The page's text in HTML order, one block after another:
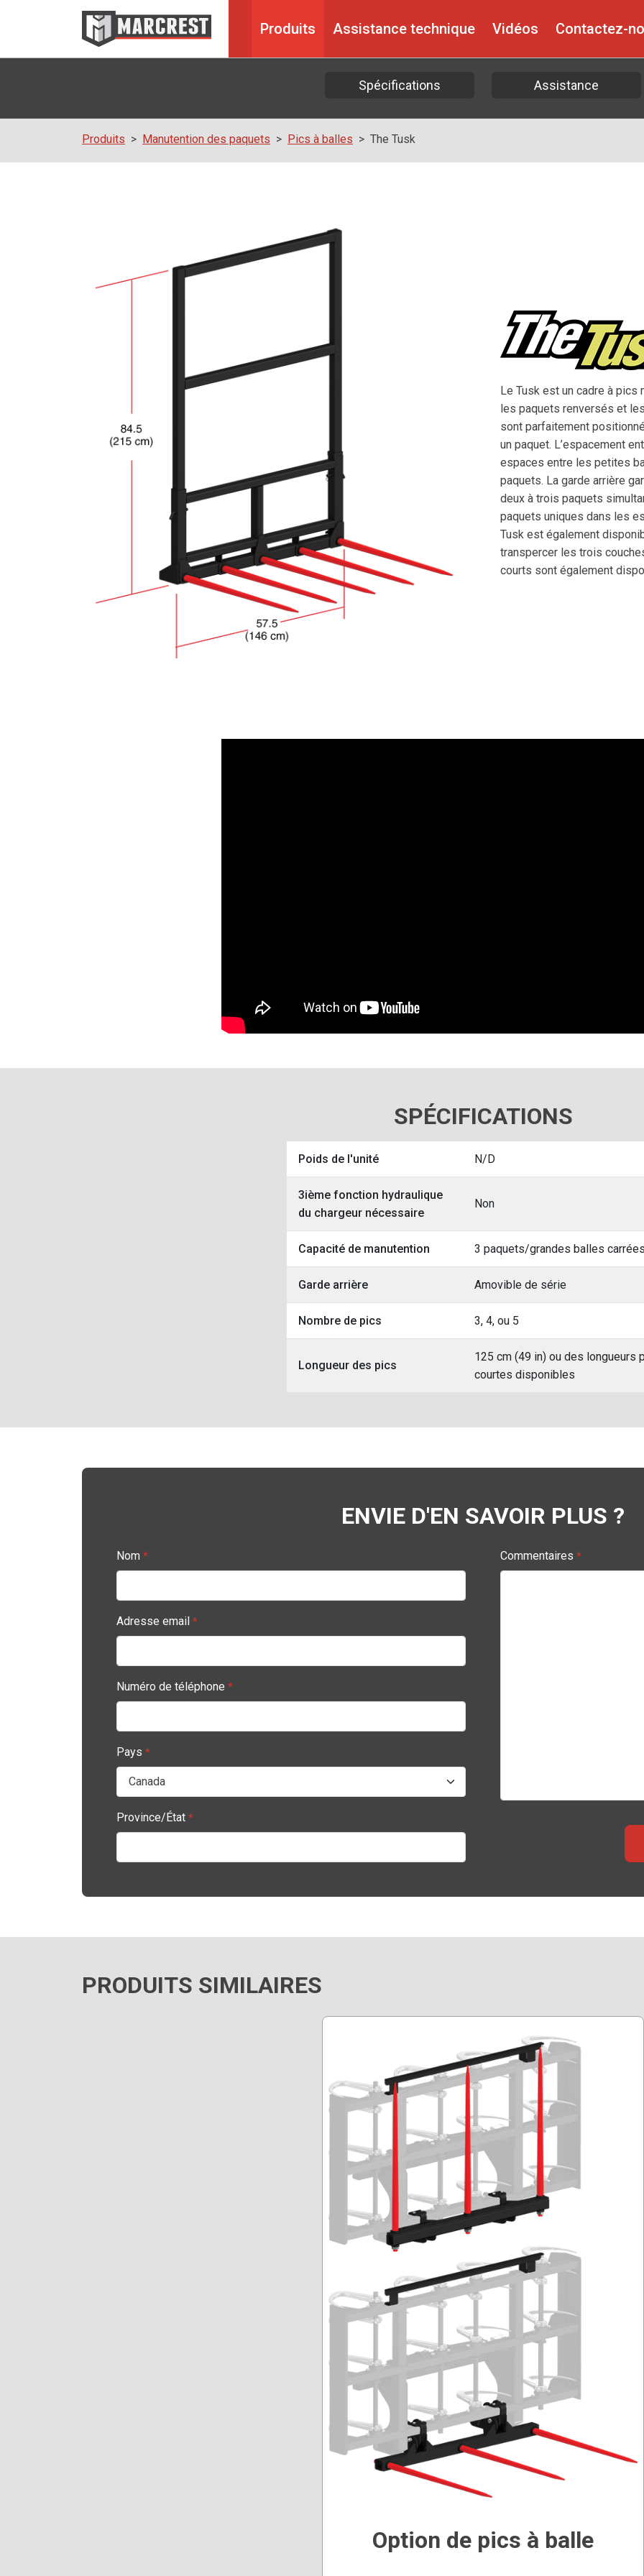
Produits Assistance technique Vidéos Contactez-
Spécifications Assistance
Produits Manutention des paquets Pics à balles The Tusk
Le Tusk est un cadre à
les paquets renversés et
sont parfaitement
un paquet. L’espacement
espaces entre les petites
paquets. La garde arrière
deux à trois paquets
paquets uniques dans les
Tusk est également
transpercer les trois
courts sont également
SPÉCIFICATIONS
Poids de l'unité N/D
3ième fonction hydraulique
du chargeur nécessaire
Non
Capacité de manutention 3 paquets/grandes balles
Garde arrière Amovible de série
Nombre de pics 3, 4, ou 5
Longueur des pics
125 cm (49 in) ou des longueurs
courtes disponibles
ENVIE D'EN SAVOIR PLUS ?
Nom *
Adresse email *
Numéro de téléphone *
Pays *
Province/État *
Commentaires *
PRODUITS SIMILAIRES
Option de pics à balle